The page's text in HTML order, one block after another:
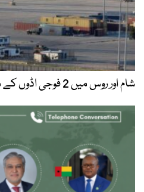
شام اور روس میں 2 فوجی اڈوں کے مستقبل پر معاہدہ طے